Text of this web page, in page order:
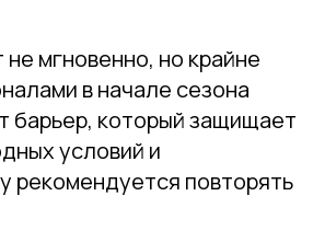
мгновенно, но крайне
в начале сезона
барьер, который защищает
условий и
рекомендуется повторять